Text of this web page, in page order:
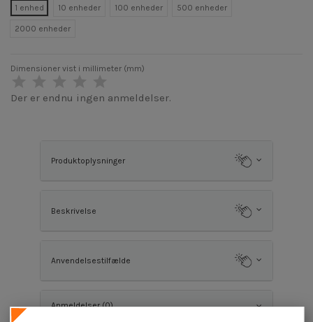
1 enhed
10 enheder 100 enheder 500 enheder
2000 enheder
Dimensioner vist i millimeter (mm)
Der er endnu ingen anmeldelser.
Produktoplysninger
Beskrivelse
Anvendelsestilfælde
Anmeldelser (0)